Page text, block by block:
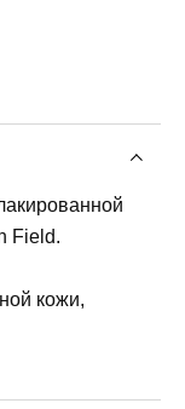
Field.
кожи,